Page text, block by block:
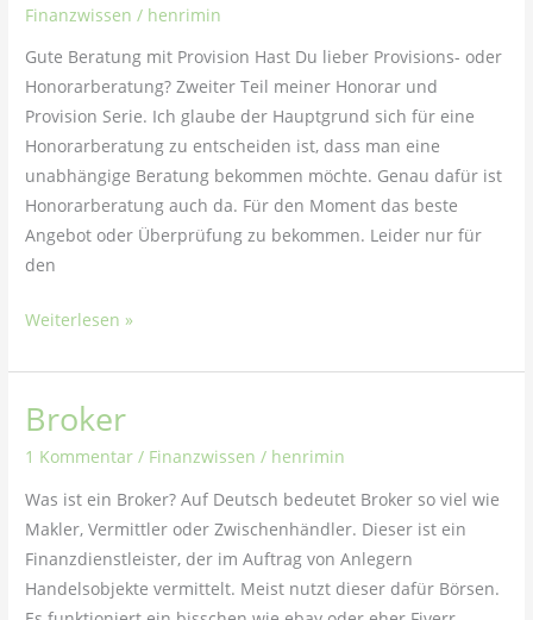
Finanzwissen / henrimin
Gute Beratung mit Provision Hast Du lieber Provisions- oder
Honorarberatung? Zweiter Teil meiner Honorar und
Provision Serie. Ich glaube der Hauptgrund sich für eine
Honorarberatung zu entscheiden ist, dass man eine
unabhängige Beratung bekommen möchte. Genau dafür ist
Honorarberatung auch da. Für den Moment das beste
Angebot oder Überprüfung zu bekommen. Leider nur für
den
mit
Provision
Weiterlesen »
Broker
1 Kommentar / Finanzwissen / henrimin
Was ist ein Broker? Auf Deutsch bedeutet Broker so viel wie
Makler, Vermittler oder Zwischenhändler. Dieser ist ein
Finanzdienstleister, der im Auftrag von Anlegern
Handelsobjekte vermittelt. Meist nutzt dieser dafür Börsen.
Broker